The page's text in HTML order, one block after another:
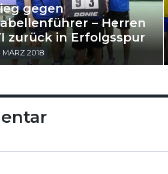
gegen
– Herren
zurück in Erfolgsspur
MÄRZ 2018